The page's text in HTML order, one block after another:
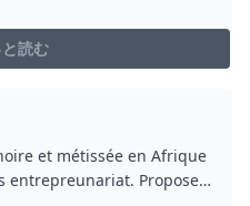
と読む
et métissée en Afrique
entrepreunariat. Propose